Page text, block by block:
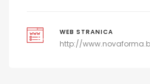
WEB STRANICA
http://